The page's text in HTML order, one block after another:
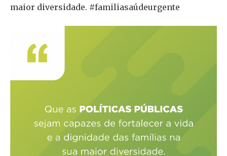
maior diversidade. #familiasaúdeurgente